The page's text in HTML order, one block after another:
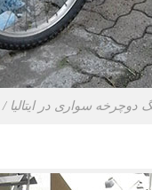
دوچرخه سواری در ایتالیا /